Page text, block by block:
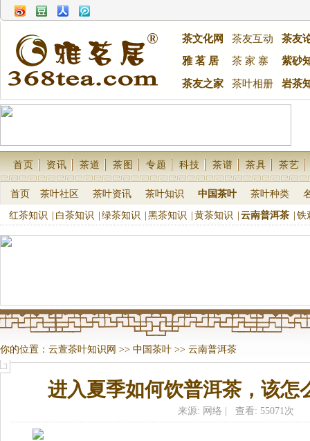
茶文化网 茶友互动
茶友
雅 茗 居
茶 家 寨 紫砂
茶友之家 茶叶相册 岩茶
首页 资讯 茶道 茶图 专题 科技 茶谱 茶具 茶艺
首页 茶叶社区 茶叶资讯 茶叶知识 中国茶叶 茶叶种类
红茶知识 白茶知识 绿茶知识 黑茶知识 黄茶知识 云南普洱茶 铁
你的位置： 云萱茶叶知识网 >> 中国茶叶 >> 云南普洱茶
进入夏季如何饮普洱茶，该怎
来源: 网络 | 查看: 55071次